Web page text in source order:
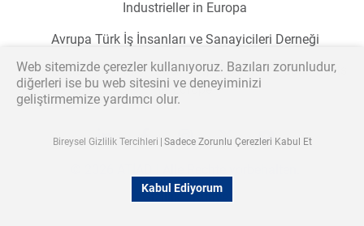
Katılmak istiyorum
Talebimin işlenmesi için verilerimin kullanılmasını kabul
Industrieller in Europa
Avrupa Türk İş İnsanları ve Sanayicileri Derneği
Association of Turkish Businesspeople and Industrialists
in Europe
Gizlilik
Künye
Web sitemizde çerezler kullanıyoruz. Bazıları zorunludur,
diğerleri ise bu web sitesini ve deneyiminizi
geliştirmemize yardımcı olur.
Bireysel Gizlilik Tercihleri Sadece Zorunlu Çerezleri Kabul Et
Kabul Ediyorum